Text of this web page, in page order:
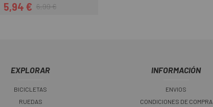
Precio
5,94 €Precio regular
6,99 €
EXPLORAR
BICICLETAS
RUEDAS
INFORMACIÓN
ENVIOS
CONDICIONES DE COMPRA